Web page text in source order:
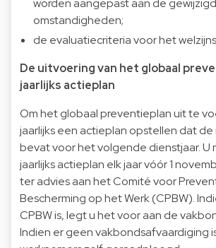
worden aangepast aan de
omstandigheden;
de evaluatiecriteria voor het
De uitvoering van het globaal
jaarlijks actieplan
Om het globaal preventieplan uit te
jaarlijks een actieplan opstellen dat
bevat voor het volgende dienstjaar. U
jaarlijks actieplan elk jaar vóór 1
ter advies aan het Comité voor
Bescherming op het Werk (CPBW).
CPBW is, legt u het voor aan de
Indien er geen vakbondsafvaardiging